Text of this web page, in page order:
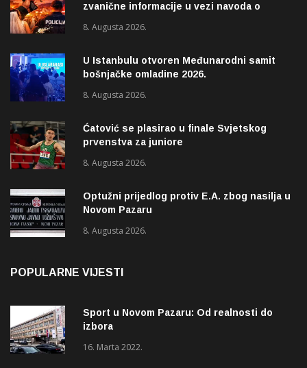
zvanične informacije u vezi navoda o
Pazaru
8. Augusta 2026.
U Istanbulu otvoren Međunarodni samit
bošnjačke omladine 2026.
8. Augusta 2026.
Ćatović se plasirao u finale Svjetskog
prvenstva za juniore
8. Augusta 2026.
Optužni prijedlog protiv E.A. zbog nasilja u
Novom Pazaru
8. Augusta 2026.
POPULARNE VIJESTI
Sport u Novom Pazaru: Od realnosti do
izbora
16. Marta 2022.